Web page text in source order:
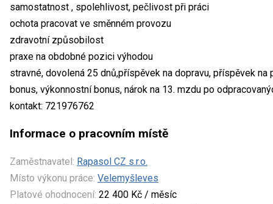
samostatnost , spolehlivost, pečlivost při práci
ochota pracovat ve směnném provozu
zdravotní způsobilost
praxe na obdobné pozici výhodou
stravné, dovolená 25 dnů,příspěvek na dopravu, příspěvek
bonus, výkonnostní bonus, nárok na 13. mzdu po
kontakt: 721976762
Informace o pracovním místě
Zaměstnavatel: Rapasol CZ s.r.o.
Místo výkonu práce: Velemyšleves
Platové ohodnocení: 22 400 Kč / měsíc